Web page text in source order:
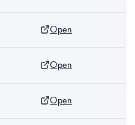
Open
Open
Open